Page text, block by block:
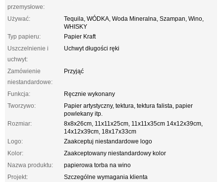
przemysłowe:
Używać:
Tequila, WÓDKA, Woda Mineralna, Szampan, Wino,
WHISKY
Typ papieru:
Papier Kraft
Uszczelnienie i
uchwyt:
Uchwyt długości ręki
Zamówienie
niestandardowe:
Przyjąć
Funkcja:
Ręcznie wykonany
Tworzywo:
Papier artystyczny, tektura, tektura falista, papier
powlekany itp.
Rozmiar:
8x8x26cm, 11x11x25cm, 11x11x35cm 14x12x39cm,
14x12x39cm, 18x17x33cm
Logo:
Zaakceptuj niestandardowe logo
Kolor:
Zaakceptowany niestandardowy kolor
Nazwa produktu:
papierowa torba na wino
Projekt:
Szczególne wymagania klienta